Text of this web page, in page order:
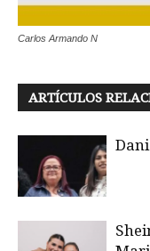
Carlos Armando N
ARTÍCULOS